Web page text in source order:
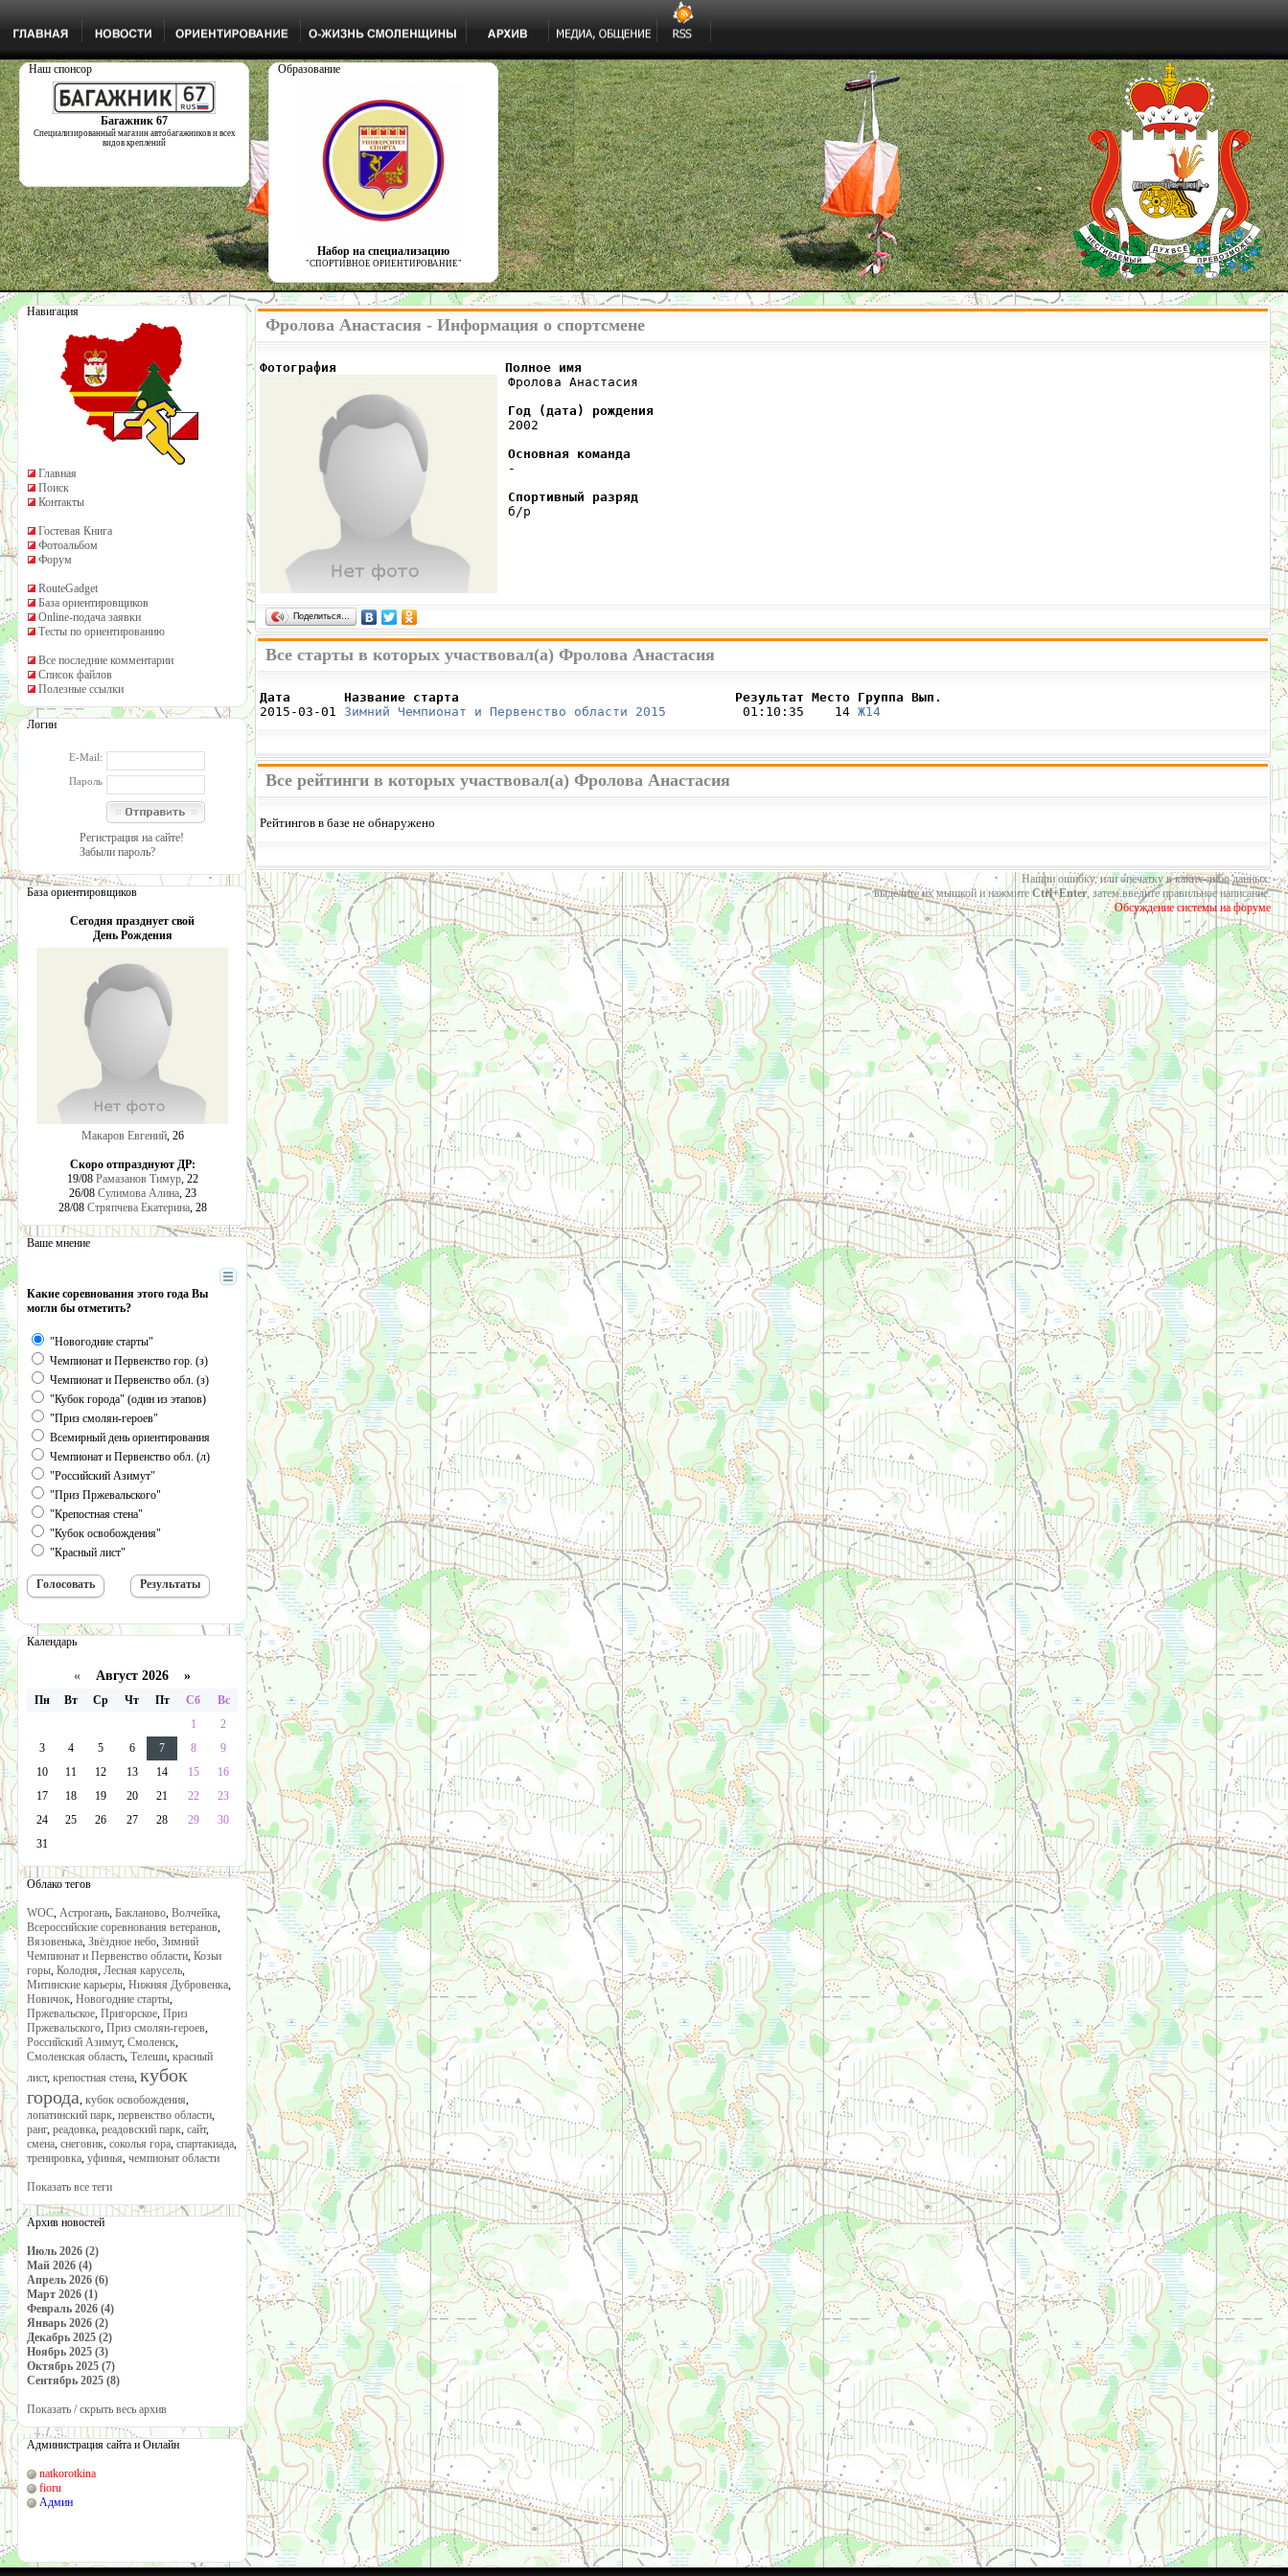
Наш спонсор
Багажник 67
Специализированный магазин автобагажников и всех
видов креплений
Образование
Набор на специализацию
"СПОРТИВНОЕ ОРИЕНТИРОВАНИЕ"
Навигация
Главная
Поиск
Контакты
Гостевая Книга
Фотоальбом
Форум
RouteGadget
База ориентировщиков
Online-подача заявки
Тесты по ориентированию
Все последние комментарии
Список файлов
Полезные ссылки
Логин
E-Mail:
Пароль
Регистрация на сайте!
Забыли пароль?
База ориентировщиков
Сегодня празднует свой
День Рождения
Макаров Евгений, 26
Скоро отпразднуют ДР:
19/08 Рамазанов Тимур, 22
26/08 Сулимова Алина, 23
28/08 Стряпчева Екатерина, 28
Ваше мнение
Какие соревнования этого года Вы
могли бы отметить?
"Новогодние старты"
Чемпионат и Первенство гор. (з)
Чемпионат и Первенство обл. (з)
"Кубок города" (один из этапов)
"Приз смолян-героев"
Всемирный день ориентирования
Чемпионат и Первенство обл. (л)
"Российский Азимут"
"Приз Пржевальского"
"Крепостная стена"
"Кубок освобождения"
"Красный лист"
Календарь
« Август 2026 »
Пн Вт Ср Чт Пт Сб
Вс
1
2
3
4 5 6 7 8
9
10
11 12 13 14 15
16
17
18 19 20 21 22
23
24
25 26 27 28 29
30
31
Облако тегов
WOC, Астрогань, Бакланово, Волчейка,
Всероссийские соревнования ветеранов,
Вязовенька, Звёздное небо, Зимний
Чемпионат и Первенство области, Козьи
горы, Колодня, Лесная карусель,
Митинские карьеры, Нижняя Дубровенка,
Новичок, Новогодние старты,
Пржевальское, Пригорское, Приз
Пржевальского, Приз смолян-героев,
Российский Азимут, Смоленск,
Смоленская область, Телеши, красный
лист, крепостная стена, кубок
города, кубок освобождения,
лопатинский парк, первенство области,
ранг, реадовка, реадовский парк, сайт,
смена, снеговик, соколья гора, спартакиада,
тренировка, уфинья, чемпионат области
Показать все теги
Архив новостей
Июль 2026 (2)
Май 2026 (4)
Апрель 2026 (6)
Март 2026 (1)
Февраль 2026 (4)
Январь 2026 (2)
Декабрь 2025 (2)
Ноябрь 2025 (3)
Октябрь 2025 (7)
Сентябрь 2025 (8)
Показать / скрыть весь архив
Администрация сайта и Онлайн
natkorotkina
fioru
Админ
Фролова Анастасия - Информация о спортсмене
Фотография                      Полное имя
Фролова Анастасия
Год (дата) рождения
2002
Основная команда
-
Спортивный разряд
б/р
Поделиться…
Все старты в которых участвовал(а) Фролова Анастасия
Дата       Название старта                                    Результат Место Группа Вып.
2015-03-01 Зимний Чемпионат и Первенство области 2015
          01:10:35    14
Ж14
Все рейтинги в которых участвовал(а) Фролова Анастасия
Рейтингов в базе не обнаружено
Нашли ошибку, или опечатку в каких-либо данных:
выделите их мышкой и нажмите Ctrl+Enter, затем введите правильное написание.
Обсуждение системы на форуме